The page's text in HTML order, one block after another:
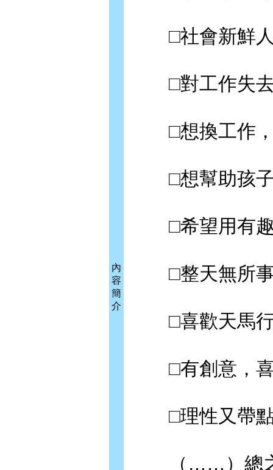
內
容
簡
介
□社會新鮮人
□對工作失去
□想換工作，
□想幫助孩子
□希望用有趣
□整天無所事
□喜歡天馬行
□有創意，喜
□理性又帶點
（……）總之